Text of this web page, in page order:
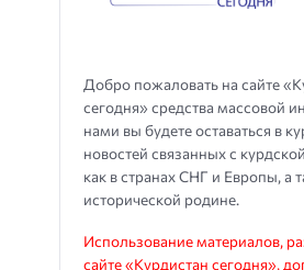
Добро пожаловать на сайте
сегодня» средства массовой
нами вы будете оставаться в
новостей связанных с
как в странах СНГ и Европы, а
исторической родине.
Использование материалов,
сайте «Курдистан сегодня»,